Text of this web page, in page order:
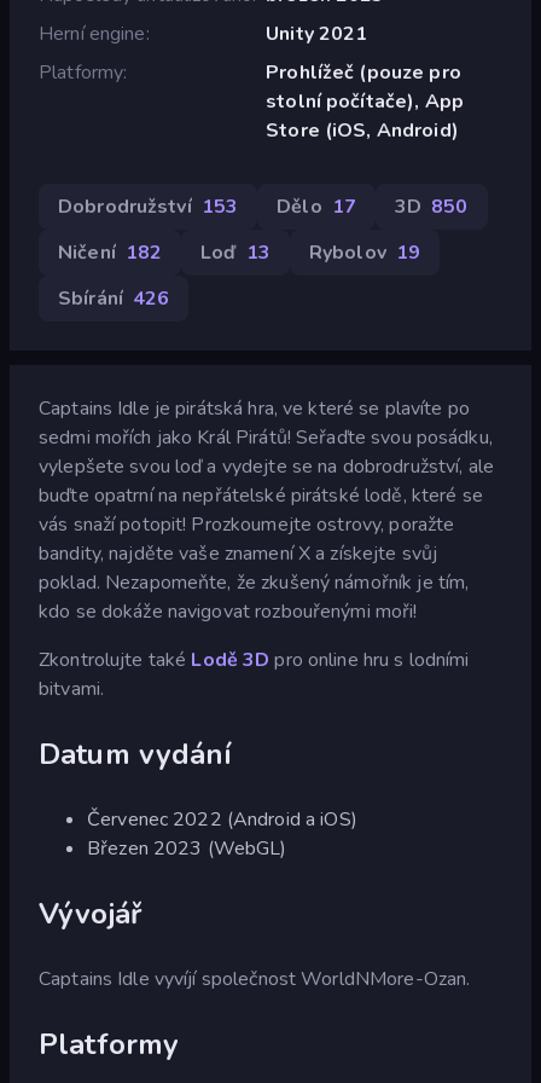
Herní engine
Unity 2021
Platformy
Prohlížeč (pouze pro
stolní počítače), App
Store (iOS, Android)
Dobrodružství 153 Dělo 17 3D 850
Ničení 182 Loď 13 Rybolov 19
Sbírání 426
Captains Idle je pirátská hra, ve které se plavíte po
sedmi mořích jako Král Pirátů! Seřaďte svou posádku,
vylepšete svou loď a vydejte se na dobrodružství, ale
buďte opatrní na nepřátelské pirátské lodě, které se
vás snaží potopit! Prozkoumejte ostrovy, poražte
bandity, najděte vaše znamení X a získejte svůj
poklad. Nezapomeňte, že zkušený námořník je tím,
kdo se dokáže navigovat rozbouřenými moři!
Zkontrolujte také Lodě 3D pro online hru s lodními
bitvami.
Datum vydání
Červenec 2022 (Android a iOS)
Březen 2023 (WebGL)
Vývojář
Captains Idle vyvíjí společnost WorldNMore-Ozan.
Platformy